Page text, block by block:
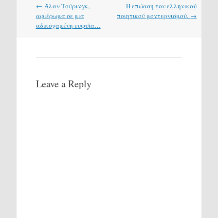
Post
navigation
← Άλαν Τούρινγκ,
αφιέρωμα σε μια
αδικοχαμένη ευφυϊα…
Η επώαση του ελληνικού
ποιητικού μοντερνισμού. →
Leave a Reply